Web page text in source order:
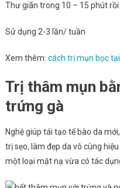
Thư giãn trong 10 – 15 phút
Sử dụng 2-3 lần/ tuần
Xem thêm: cách trị mụn bọc
Trị thâm mụn
trứng gà
Nghệ giúp tái tạo tế bào da
trị sẹo, làm đẹp da vô cùng
một loại mặt nạ vừa có tác